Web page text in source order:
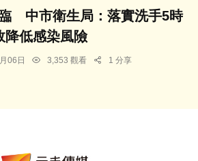
中市衛生局：落實洗手5時
低感染風險
06日 3,353 觀看 1 分享